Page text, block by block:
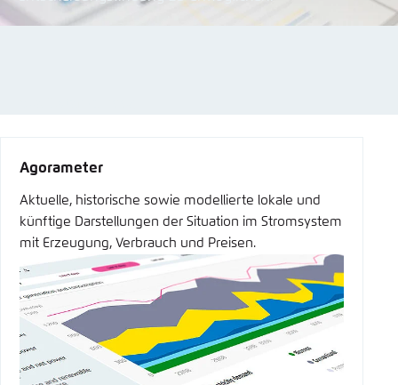
Agorameter
Aktuelle, historische sowie modellierte lokale und
künftige Darstellungen der Situation im Stromsystem
mit Erzeugung, Verbrauch und Preisen.